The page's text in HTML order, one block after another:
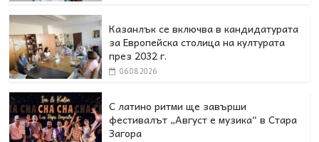
Казанлък се включва в кандидатурата
за Европейска столица на културата
през 2032 г.
06.08.2026
С латино ритми ще завърши
фестивалът „Август е музика“ в Стара
Загора